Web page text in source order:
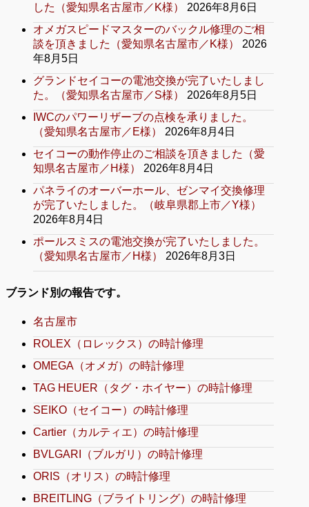
した（愛知県名古屋市／K様）
2026年8月6日
オメガスピードマスターのバックル修理のご相
談を頂きました（愛知県名古屋市／K様）
2026
年8月5日
グランドセイコーの電池交換が完了いたしまし
た。（愛知県名古屋市／S様）
2026年8月5日
IWCのパワーリザーブの点検を承りました。
（愛知県名古屋市／E様）
2026年8月4日
セイコーの動作停止のご相談を頂きました（愛
知県名古屋市／H様）
2026年8月4日
パネライのオーバーホール、ゼンマイ交換修理
が完了いたしました。（岐阜県郡上市／Y様）
2026年8月4日
ポールスミスの電池交換が完了いたしました。
（愛知県名古屋市／H様）
2026年8月3日
ブランド別の報告です。
名古屋市
ROLEX（ロレックス）の時計修理
OMEGA（オメガ）の時計修理
TAG HEUER（タグ・ホイヤー）の時計修理
SEIKO（セイコー）の時計修理
Cartier（カルティエ）の時計修理
BVLGARI（ブルガリ）の時計修理
ORIS（オリス）の時計修理
BREITLING（ブライトリング）の時計修理